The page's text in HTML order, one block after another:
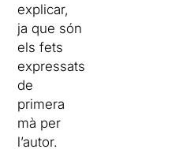
explicar,
ja que són
els fets
expressats
de
primera
mà per
l’autor.